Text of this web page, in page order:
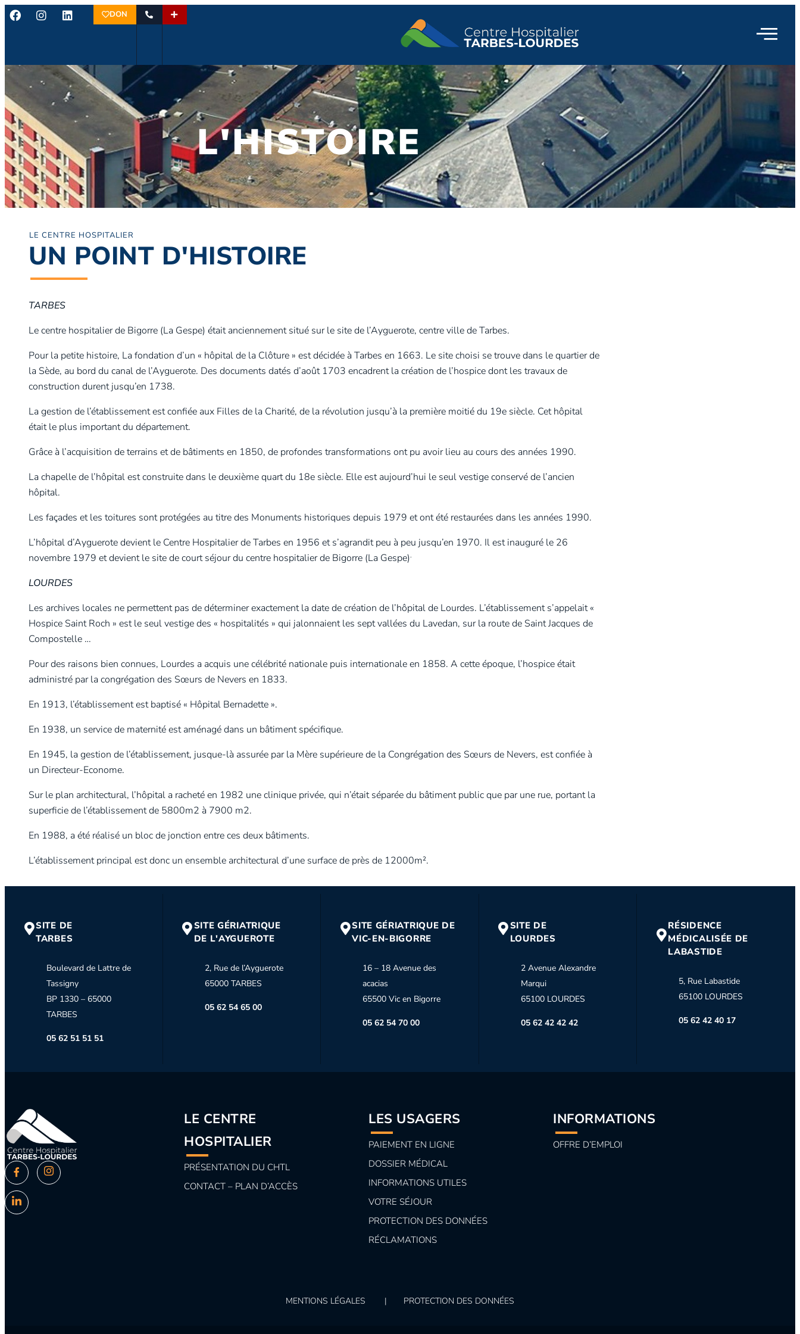
DON
L'HISTOIRE
LE CENTRE HOSPITALIER
UN POINT D'HISTOIRE
TARBES
Le centre hospitalier de Bigorre (La Gespe) était anciennement situé sur le site de l’Ayguerote, centre ville de Tarbes.
Pour la petite histoire, La fondation d’un « hôpital de la Clôture » est décidée à Tarbes en 1663. Le site choisi se trouve dans le quartier de
la Sède, au bord du canal de l’Ayguerote. Des documents datés d’août 1703 encadrent la création de l’hospice dont les travaux de
construction durent jusqu’en 1738.
La gestion de l’établissement est confiée aux Filles de la Charité, de la révolution jusqu’à la première moitié du 19e siècle. Cet hôpital
était le plus important du département.
Grâce à l’acquisition de terrains et de bâtiments en 1850, de profondes transformations ont pu avoir lieu au cours des années 1990.
La chapelle de l’hôpital est construite dans le deuxième quart du 18e siècle. Elle est aujourd’hui le seul vestige conservé de l’ancien
hôpital.
Les façades et les toitures sont protégées au titre des Monuments historiques depuis 1979 et ont été restaurées dans les années 1990.
L’hôpital d’Ayguerote devient le Centre Hospitalier de Tarbes en 1956 et s’agrandit peu à peu jusqu’en 1970. Il est inauguré le 26
novembre 1979 et devient le site de court séjour du centre hospitalier de Bigorre (La Gespe).
LOURDES
Les archives locales ne permettent pas de déterminer exactement la date de création de l’hôpital de Lourdes. L’établissement s’appelait «
Hospice Saint Roch » est le seul vestige des « hospitalités » qui jalonnaient les sept vallées du Lavedan, sur la route de Saint Jacques de
Compostelle …
Pour des raisons bien connues, Lourdes a acquis une célébrité nationale puis internationale en 1858. A cette époque, l’hospice était
administré par la congrégation des Sœurs de Nevers en 1833.
En 1913, l’établissement est baptisé « Hôpital Bernadette ».
En 1938, un service de maternité est aménagé dans un bâtiment spécifique.
En 1945, la gestion de l’établissement, jusque-là assurée par la Mère supérieure de la Congrégation des Sœurs de Nevers, est confiée à
un Directeur-Econome.
Sur le plan architectural, l’hôpital a racheté en 1982 une clinique privée, qui n’était séparée du bâtiment public que par une rue, portant la
superficie de l’établissement de 5800m2 à 7900 m2.
En 1988, a été réalisé un bloc de jonction entre ces deux bâtiments.
L’établissement principal est donc un ensemble architectural d’une surface de près de 12000m².
SITE DE
TARBES
Boulevard de Lattre de
Tassigny
BP 1330 – 65000
TARBES
05 62 51 51 51
SITE GÉRIATRIQUE
DE L'AYGUEROTE
2, Rue de l’Ayguerote
65000 TARBES
05 62 54 65 00
SITE GÉRIATRIQUE DE
VIC-EN-BIGORRE
16 – 18 Avenue des
acacias
65500 Vic en Bigorre
05 62 54 70 00
SITE DE
LOURDES
2 Avenue Alexandre
Marqui
65100 LOURDES
05 62 42 42 42
RÉSIDENCE
MÉDICALISÉE DE
LABASTIDE
5, Rue Labastide
65100 LOURDES
05 62 42 40 17
LE CENTRE
HOSPITALIER
PRÉSENTATION DU CHTL
CONTACT – PLAN D’ACCÈS
LES USAGERS
PAIEMENT EN LIGNE
DOSSIER MÉDICAL
INFORMATIONS UTILES
VOTRE SÉJOUR
PROTECTION DES DONNÉES
RÉCLAMATIONS
INFORMATIONS
OFFRE D’EMPLOI
MENTIONS LÉGALES | PROTECTION DES DONNÉES